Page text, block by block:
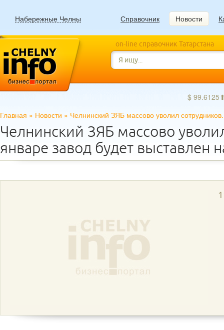
Набережные Челны Справочник Новости
on-line справочник Татарстана
$
Главная » Новости » Челнинский ЗЯБ массово уволил
Челнинский ЗЯБ массово
январе завод будет выставлен